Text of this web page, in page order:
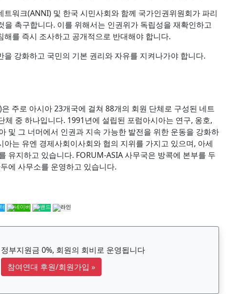
워크(ANNI) 및 한국 시민사회와 함께 국가인권위원회가 파리
을 촉구합니다. 이를 위해서는 인권위가 독립성을 재확인하고
를 즉시 조사하고 공개적으로 반대해야 합니다.
강화하고 국민의 기본 권리와 자유를 지켜나가야 합니다.
주로 아시아 23개국에 걸쳐 88개의 회원 단체로 구성된 네트
체 중 하나입니다. 1991년에 설립된 포럼아시아는 연구, 옹호,
및 그 너머에서 인권과 지속 가능한 발전을 위한 운동을 강화하
는 유엔 경제사회이사회와 협의 지위를 가지고 있으며, 아세
유지하고 있습니다. FORUM-ASIA 사무국은 방콕에 본부를 두
에 사무소를 운영하고 있습니다.
정부지원금 0%, 회원의 회비로 운영됩니다
참여연대 후원/회원가입 »